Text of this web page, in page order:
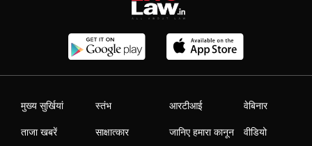
मुख्य सुर्खियां
ताजा खबरें
स्तंभ
साक्षात्कार
आरटीआई
जानिए हमारा कानून
वेबिनार
वीडियो